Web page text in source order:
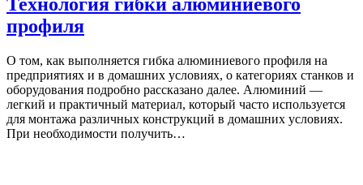
профиля
О том, как выполняется гибка алюминиевого профиля на
предприятиях и в домашних условиях, о категориях станков и
оборудования подробно рассказано далее. Алюминий —
легкий и практичный материал, который часто используется
для монтажа различных конструкций в домашних условиях.
При необходимости получить…